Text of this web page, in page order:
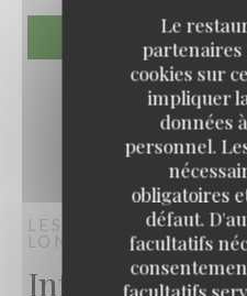
Le
partenaires
cookies sur
impliquer
données
personnel.
obligatoires
défaut.
facultatifs
facultatifs
LES ÉTANGS DE
LONGUEIL-SAINTE-
Infos pratiques